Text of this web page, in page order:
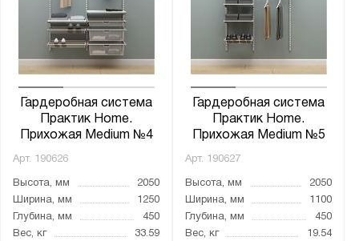
Гардеробная система
Практик Home.
Прихожая Medium №4
Арт. 190626
Высота, мм
2050
Ширина, мм
1250
Глубина, мм
450
Вес, кг
33.59
Гардеробная система
Практик Home.
Прихожая Medium №5
Арт. 190627
Высота, мм
2050
Ширина, мм
1100
Глубина, мм
450
Вес, кг
19.54